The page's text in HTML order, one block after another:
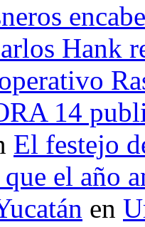
Hank
14
El festejo
que el año
en